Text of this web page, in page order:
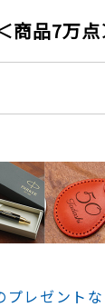
商品7万
レゼント